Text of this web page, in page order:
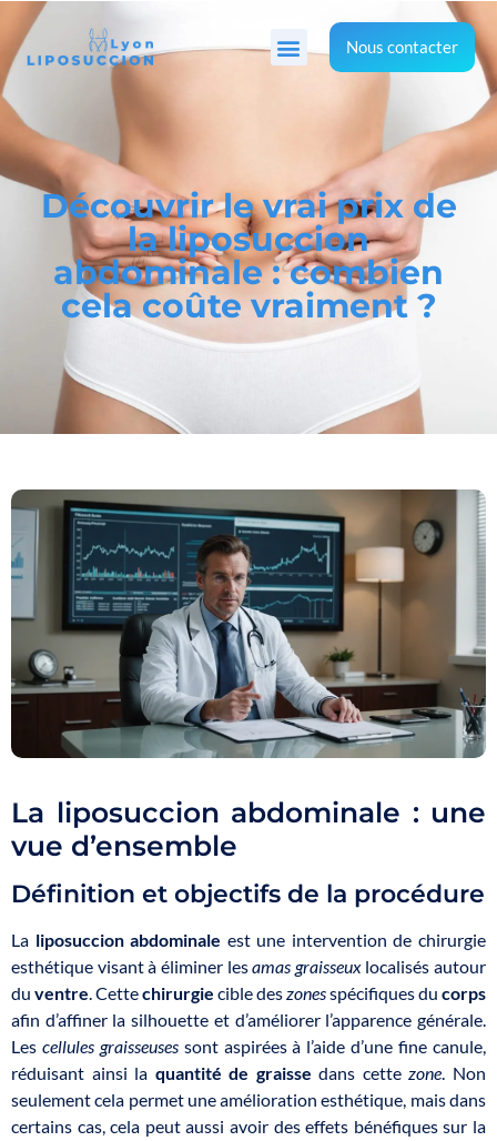
Nous contacter
Découvrir le vrai prix de
la liposuccion
abdominale : combien
cela coûte vraiment ?
La liposuccion abdominale : une
vue d’ensemble
Définition et objectifs de la procédure
La liposuccion abdominale est une intervention de chirurgie
esthétique visant à éliminer lesamas graisseuxlocalisés autour
du ventre. Cettechirurgie cible deszonesspécifiques du corps
afin d’affiner la silhouette et d’améliorer l’apparence générale.
Les cellules graisseusessont aspirées à l’aide d’une fine canule,
réduisant ainsi la quantité de graisse dans cettezone. Non
seulement cela permet une amélioration esthétique, mais dans
certains cas, cela peut aussi avoir des effets bénéfiques sur la